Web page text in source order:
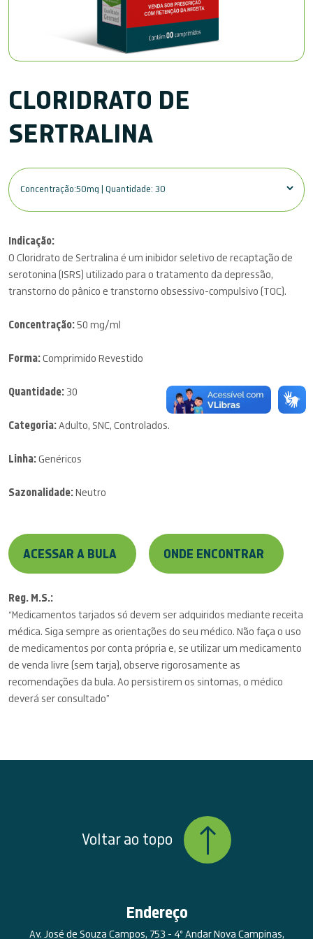
CLORIDRATO DE
SERTRALINA
Indicação:
O Cloridrato de Sertralina é um inibidor seletivo de recaptação de
serotonina (ISRS) utilizado para o tratamento da depressão,
transtorno do pânico e transtorno obsessivo-compulsivo (TOC).
Concentração:50 mg/ml
Forma:Comprimido Revestido
Quantidade: 30
Categoria:Adulto, SNC, Controlados.
Linha:Genéricos
Sazonalidade:Neutro
ACESSAR A BULA ONDE ENCONTRAR
Reg. M.S.:
“Medicamentos tarjados só devem ser adquiridos mediante receita
médica. Siga sempre as orientações do seu médico. Não faça o uso
de medicamentos por conta própria e, se utilizar um medicamento
de venda livre (sem tarja), observe rigorosamente as
recomendações da bula. Ao persistirem os sintomas, o médico
deverá ser consultado”
Endereço
Av. José de Souza Campos, 753 - 4º Andar Nova Campinas,
Voltar ao topo